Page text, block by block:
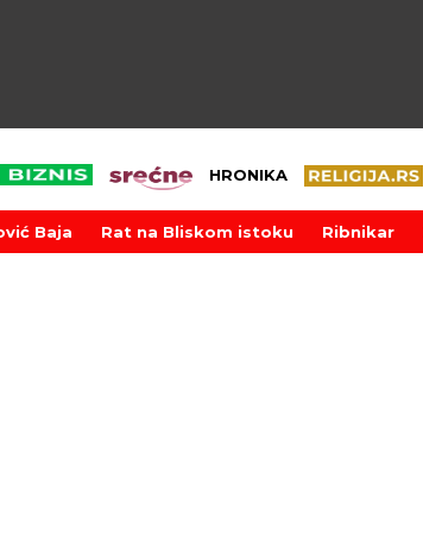
HRONIKA
Baja Rat na Bliskom istoku Ribnikar